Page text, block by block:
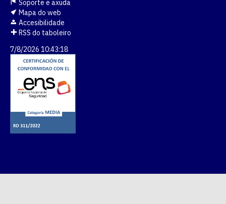
Soporte e axuda
Mapa do web
Accesibilidade
RSS do taboleiro
7/8/2026 10:43:18